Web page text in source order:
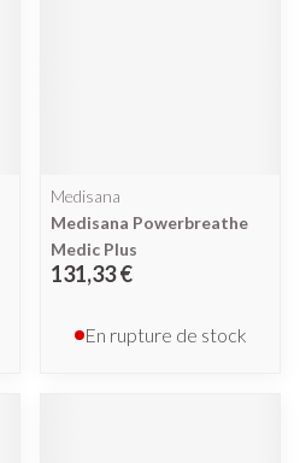
Medisana
Medisana Powerbreathe
Medic Plus
131,33 €
En rupture de stock